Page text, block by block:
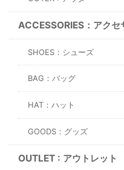
ACCESSORIES：アクセ
SHOES：シューズ
BAG：バッグ
HAT：ハット
GOODS：グッズ
OUTLET : アウトレット